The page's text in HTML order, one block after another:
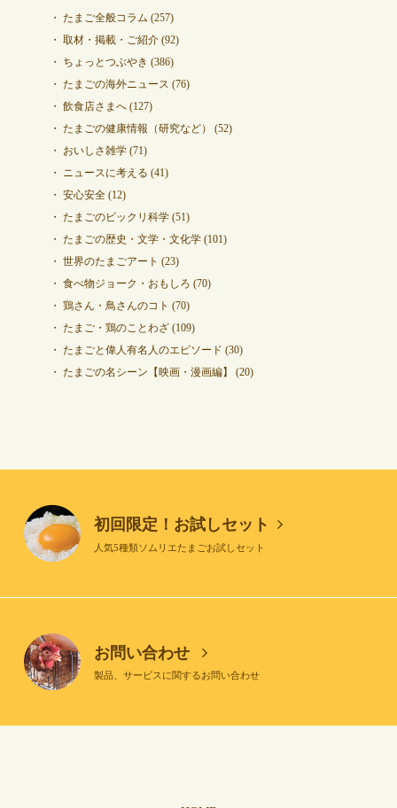
たまご全般コラム (257)
取材・掲載・ご紹介(92)
ちょっとつぶやき (386)
たまごの海外ニュース (76)
飲食店さまへ(127)
たまごの健康情報（研究など）
(52)
おいしさ雑学(71)
ニュースに考える (41)
安心安全(12)
たまごのビックリ科学(51)
たまごの歴史・文学・文化学(101)
世界のたまごアート (23)
食べ物ジョーク・おもしろ (70)
鶏さん・鳥さんのコト (70)
たまご・鶏のことわざ(109)
たまごと偉人有名人のエピソード (30)
たまごの名シーン【映画・漫画編】
(20)
初回限定！お試しセット
人気5種類ソムリエたまごお試しセット
お問い合わせ
製品、サービスに関するお問い合わせ